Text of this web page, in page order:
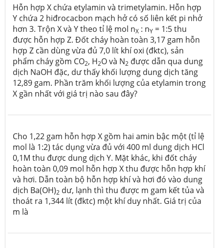
Hỗn hợp X chứa etylamin và trimetylamin. Hỗn hợp
Y chứa 2 hiđrocacbon mạch hở có số liên kết pi nhở
hơn 3. Trộn X và Y theo tỉ lệ mol nX : nY = 1:5 thu
được hỗn hợp Z. Đốt cháy hoàn toàn 3,17 gam hỗn
hợp Z cần dùng vừa đủ 7,0 lít khí oxi (đktc), sản
phẩm cháy gồm CO2, H2O và N2 được dẫn qua dung
dịch NaOH đặc, dư thấy khối lượng dung dịch tăng
12,89 gam. Phần trăm khối lượng của etylamin trong
X gần nhất với giá trị nào sau đây?
Cho 1,22 gam hỗn hợp X gồm hai amin bậc một (tỉ lệ
mol là 1:2) tác dụng vừa đủ với 400 ml dung dịch HCl
0,1M thu được dung dịch Y. Mặt khác, khi đốt cháy
hoàn toàn 0,09 mol hỗn hợp X thu được hỗn hợp khí
và hơi. Dẫn toàn bộ hỗn hợp khí và hơi đó vào dung
dịch Ba(OH)2 dư, lạnh thì thu được m gam kết tủa và
thoát ra 1,344 lít (đktc) một khí duy nhất. Giá trị của
m là